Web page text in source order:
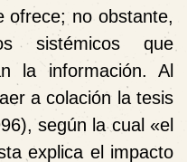
ofrece; no obstante,
sistémicos que
la información. Al
a colación la tesis
según la cual«el
explica el impacto